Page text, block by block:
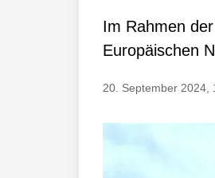
Im Rahmen
Europäischen
20. September 2024,